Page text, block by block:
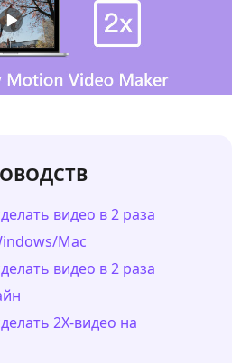
видео в 2 раза
Mac
видео в 2 раза
2X-видео на